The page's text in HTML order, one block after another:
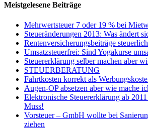
Meistgelesene Beiträge
Mehrwertsteuer 7 oder 19 % bei
Steueränderungen 2013: Was ändert
Rentenversicherungsbeiträge
Umsatzsteuerfrei: Sind Yogakurse
Steuererklärung selber machen aber
STEUERBERATUNG
Fahrtkosten korrekt als
Augen-OP absetzen aber wie mache
Elektronische Steuererklärung ab
Muss!
Vorsteuer – GmbH wollte bei
ziehen